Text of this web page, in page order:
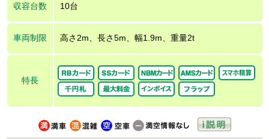
収容台数 10台
車両制限 高さ2m、長さ5m、幅1.9m、重量2t
特長